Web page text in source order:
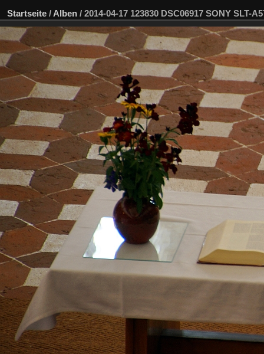
Startseite / Alben / 2014-04-17 123830 DSC06917 SONY SLT-